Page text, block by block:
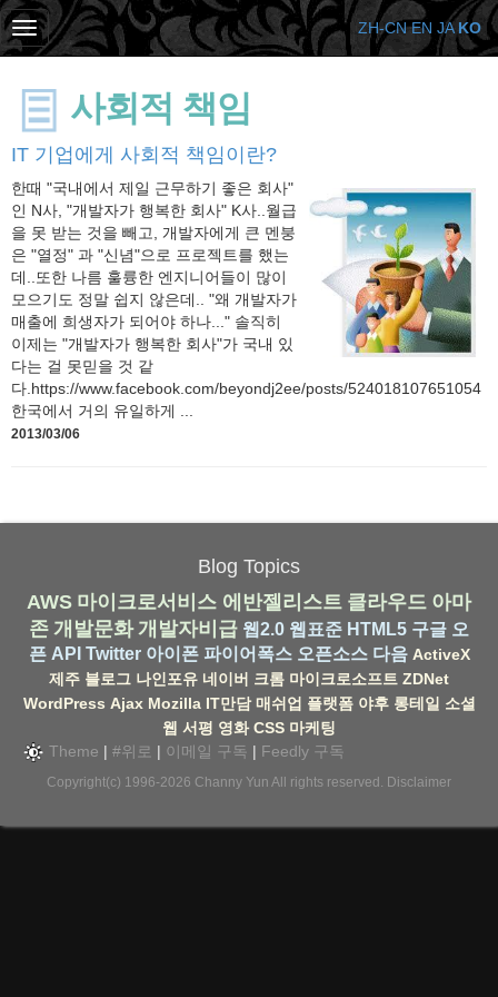
사회적 책임
IT 기업에게 사회적 책임이란?
한때 "국내에서 제일 근무하기 좋은 회사"
인 N사, "개발자가 행복한 회사" K사..월급
을 못 받는 것을 빼고, 개발자에게 큰 멘붕
은 "열정" 과 "신념"으로 프로젝트를 했는
데..또한 나름 훌륭한 엔지니어들이 많이
모으기도 정말 쉽지 않은데.. "왜 개발자가
매출에 희생자가 되어야 하나..." 솔직히
이제는 "개발자가 행복한 회사"가 국내 있
다는 걸 못믿을 것 같
다.https://www.facebook.com/beyondj2ee/posts/524018107651054
한국에서 거의 유일하게 ...
2013/03/06
Blog Topics
AWS 마이크로서비스 에반젤리스트 클라우드 아마
존 개발문화 개발자비급 웹2.0 웹표준 HTML5 구글 오
픈 API Twitter 아이폰 파이어폭스 오픈소스 다음 ActiveX
제주 블로그 나인포유 네이버 크롬 마이크로소프트 ZDNet
WordPress Ajax Mozilla IT만담 매쉬업 플랫폼 야후 롱테일 소셜
웹 서평 영화 CSS 마케팅
Theme | #위로 | 이메일 구독 | Feedly 구독
Copyright(c) 1996-2026 Channy Yun All rights reserved. Disclaimer
ZH-CN EN JA KO